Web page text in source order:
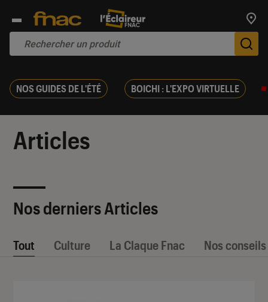
NOS GUIDES DE L'ÉTÉ BOICHI : L'EXPO VIRTUELLE
Articles
Nos derniers Articles
Tout Culture La Claque Fnac Nos conseils